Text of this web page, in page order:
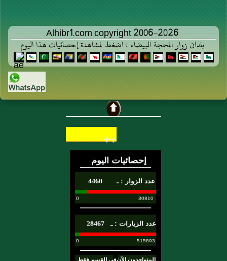
Alhibr1.com copyright 2006-2026
بلدان زوار المحجة البيضاء : اضغط لمشاهدة إحصائيات هذا اليوم
++